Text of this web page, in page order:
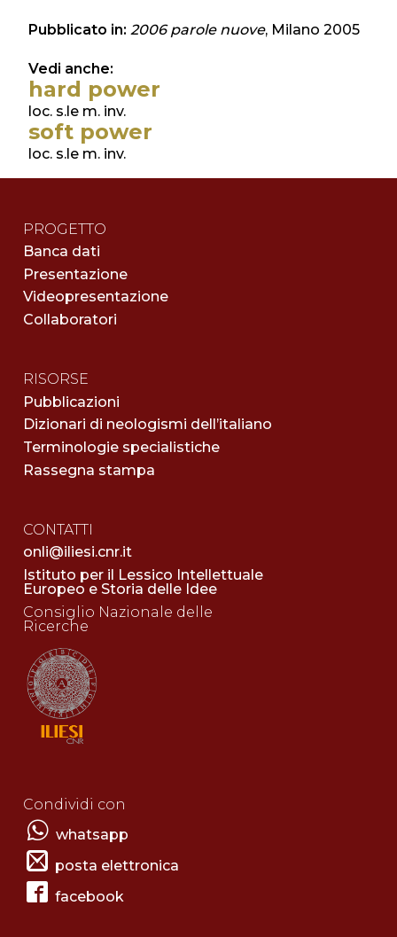
Pubblicato in: 2006 parole nuove, Milano 2005
Vedi anche:
hard power
loc. s.le m. inv.
soft power
loc. s.le m. inv.
PROGETTO
Banca dati
Presentazione
Videopresentazione
Collaboratori
RISORSE
Pubblicazioni
Dizionari di neologismi dell’italiano
Terminologie specialistiche
Rassegna stampa
CONTATTI
onli@iliesi.cnr.it
Istituto per il Lessico Intellettuale
Europeo e Storia delle Idee
Consiglio Nazionale delle
Ricerche
Condividi con
whatsapp
posta elettronica
facebook